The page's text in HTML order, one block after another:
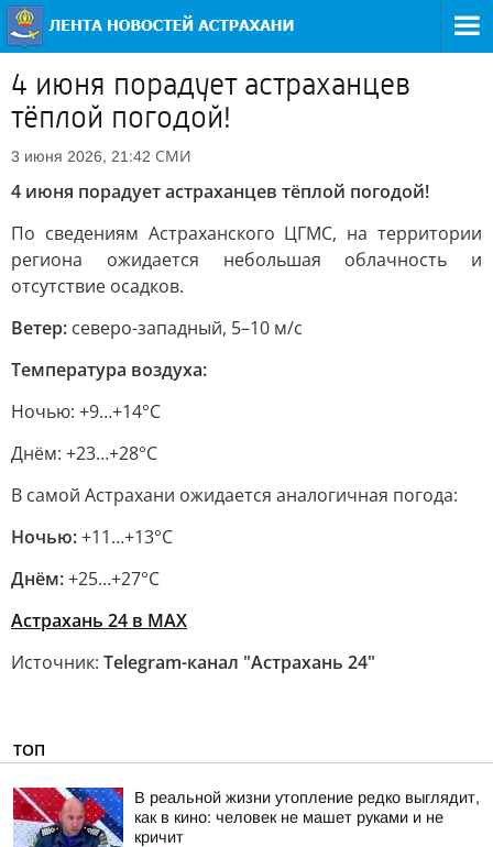
4 июня порадует астраханцев
тёплой погодой!
3 июня 2026, 21:42 СМИ
4 июня порадует астраханцев тёплой погодой!
По сведениям Астраханского ЦГМС, на территории
региона ожидается небольшая облачность и
отсутствие осадков.
Ветер: северо-западный, 5–10 м/с
Температура воздуха:
Ночью: +9…+14°C
Днём: +23…+28°C
В самой Астрахани ожидается аналогичная погода:
Ночью:+11…+13°C
Днём:+25…+27°C
Астрахань 24 в МАХ
Источник: Telegram-канал "Астрахань 24"
ТОП
В реальной жизни утопление редко выглядит,
как в кино: человек не машет руками и не
кричит